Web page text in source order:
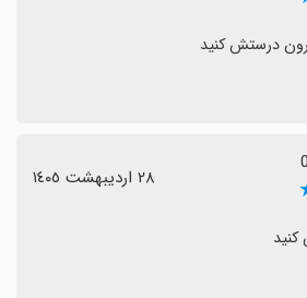
درستش کنید
٢٨ اردیبهشت ١٤٠٥